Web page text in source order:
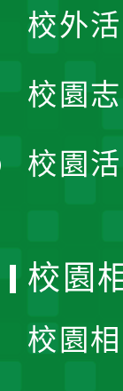
校外
校園
校園
校園
校園